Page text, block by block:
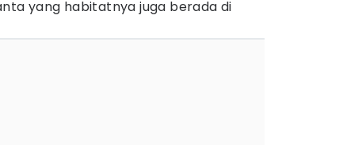
yang habitatnya juga berada di